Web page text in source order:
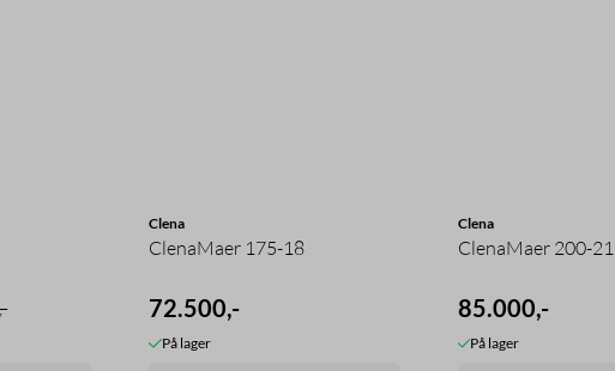
Clena
ClenaMaer 175-18
72.500,-
På lager
Clena
ClenaMaer 200-21
85.000,-
På lager